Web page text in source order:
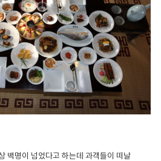
백명이 넘었다고 하는데 과객들이 떠날